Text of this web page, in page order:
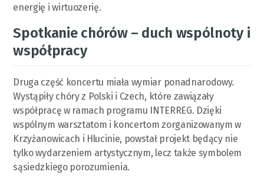
energię i wirtuozerię.
Spotkanie chórów – duch wspólnoty i
współpracy
Druga część koncertu miała wymiar ponadnarodowy.
Wystąpiły chóry z Polski i Czech, które zawiązały
współpracę w ramach programu INTERREG. Dzięki
wspólnym warsztatom i koncertom zorganizowanym w
Krzyżanowicach i Hlucinie, powstał projekt będący nie
tylko wydarzeniem artystycznym, lecz także symbolem
sąsiedzkiego porozumienia.